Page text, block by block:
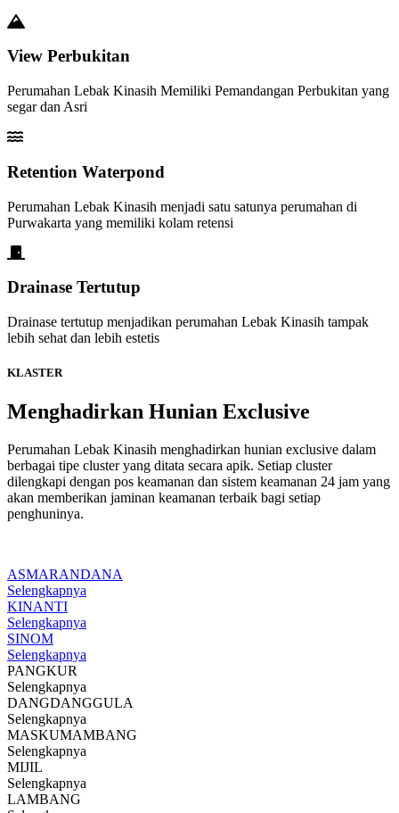
View Perbukitan
Perumahan Lebak Kinasih Memiliki Pemandangan Perbukitan yang
segar dan Asri
Retention Waterpond
Perumahan Lebak Kinasih menjadi satu satunya perumahan di
Purwakarta yang memiliki kolam retensi
Drainase Tertutup
Drainase tertutup menjadikan perumahan Lebak Kinasih tampak
lebih sehat dan lebih estetis
KLASTER
Menghadirkan Hunian Exclusive
Perumahan Lebak Kinasih menghadirkan hunian exclusive dalam
berbagai tipe cluster yang ditata secara apik. Setiap cluster
dilengkapi dengan pos keamanan dan sistem keamanan 24 jam yang
akan memberikan jaminan keamanan terbaik bagi setiap
penghuninya.
ASMARANDANA
Selengkapnya
KINANTI
Selengkapnya
SINOM
Selengkapnya
PANGKUR
Selengkapnya
DANGDANGGULA
Selengkapnya
MASKUMAMBANG
Selengkapnya
MIJIL
Selengkapnya
LAMBANG